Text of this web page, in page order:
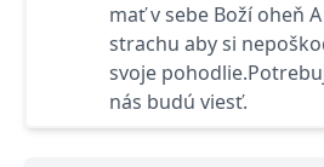
mať v sebe Boží oheň
strachu aby si
svoje
nás budú viesť.